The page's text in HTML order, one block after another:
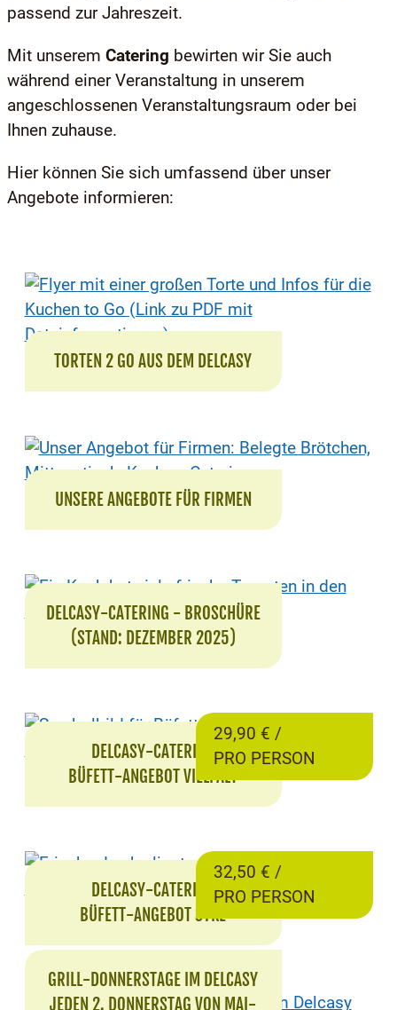
passend zur Jahreszeit.
Mit unserem Catering bewirten wir Sie auch
während einer Veranstaltung in unserem
angeschlossenen Veranstaltungsraum oder bei
Ihnen zuhause.
Hier können Sie sich umfassend über unser
Angebote informieren:
TORTEN 2 GO AUS DEM DELCASY
UNSERE ANGEBOTE FÜR FIRMEN
DELCASY-CATERING - BROSCHÜRE
(STAND: DEZEMBER 2025)
29,90 € /
PRO PERSON
DELCASY-CATERING
BÜFETT-ANGEBOT VIELFALT
32,50 € /
PRO PERSON
DELCASY-CATERING
BÜFETT-ANGEBOT SYKE
GRILL-DONNERSTAGE IM DELCASY
JEDEN 2. DONNERSTAG VON MAI-